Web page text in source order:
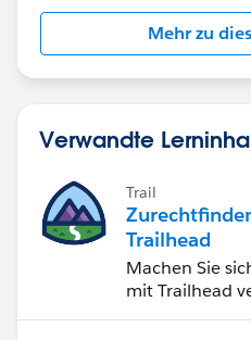
Mehr zu
Verwandte
Trail
Trailhead
Machen Sie
mit Trailhead